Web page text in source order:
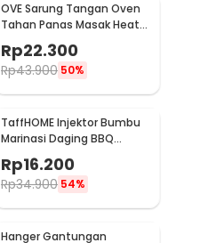
OVE Sarung Tangan Oven
Tahan Panas Masak Heat
Resistant Gloves - 540F
Rp22.300
Rp43.900 50%
TaffHOME Injektor Bumbu
Marinasi Daging BBQ
Seasoning Injector - HC117
Rp16.200
Rp34.900 54%
Hanger Gantungan